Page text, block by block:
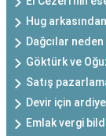
Hug
Dağcılar
Göktürk ve
Satış
Devir için
Emlak vergi